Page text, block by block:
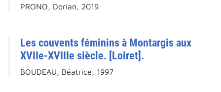
PRONO, Dorian, 2019
Les couvents féminins à Montargis aux
XVIIe-XVIIIe siècle. [Loiret].
BOUDEAU, Béatrice, 1997